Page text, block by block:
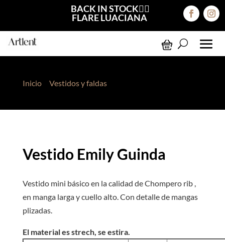
BACK IN STOCK❤️‍🔥
FLARE LUACIANA
Inicio> Vestidos y faldas> Vestido Emily Guinda
Vestido Emily Guinda
Vestido mini básico en la calidad de Chompero rib ,
en manga larga y cuello alto. Con detalle de mangas
plizadas.
El material es strech, se estira.